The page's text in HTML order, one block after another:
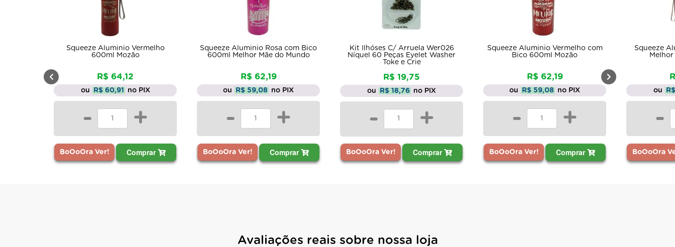
Squeeze Aluminio Vermelho
600ml Mozão
R$ 64,12
ou R$ 60,91 no PIX
- +
BoOoOra Ver! Comprar
Squeeze Aluminio Rosa com Bico
600ml Melhor Mãe do Mundo
R$ 62,19
ou R$ 59,08 no PIX
- +
BoOoOra Ver! Comprar
Kit Ilhóses C/ Arruela Wer026
Níquel 60 Peças Eyelet Washer
Toke e Crie
R$ 19,75
ou R$ 18,76 no PIX
- +
BoOoOra Ver! Comprar
Squeeze Aluminio Vermelho com
Bico 600ml Mozão
R$ 62,19
ou R$ 59,08 no PIX
- +
BoOoOra Ver! Comprar
Squeeze
ou
-
BoOoOra
Avaliações reais sobre nossa loja